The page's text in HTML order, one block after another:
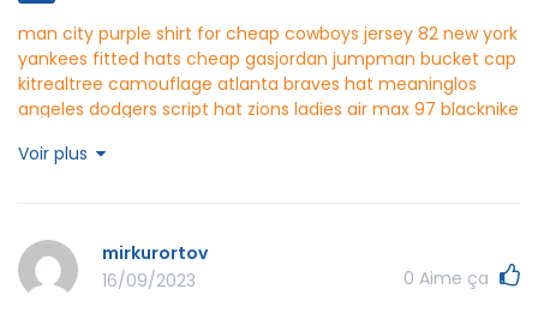
man city purple shirt for cheap cowboys jersey 82 new york
yankees fitted hats cheap gasjordan jumpman bucket cap
kitrealtree camouflage atlanta braves hat meaninglos
angeles dodgers script hat zions ladies air max 97 blacknike
cheapadidas nmd black gray for cheap
Voir plus
mirkurortov
16/09/2023
0 Aime ça